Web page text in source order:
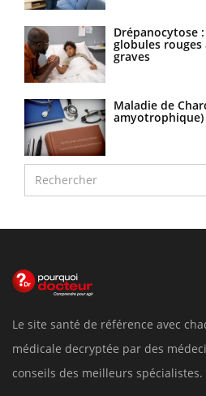
Drépanocytose
globules rouges
graves
Maladie de
amyotrophique)
Le site santé de référence avec
médicale decryptée par des
conseils des meilleurs spécialistes.